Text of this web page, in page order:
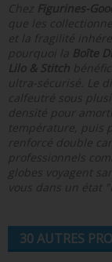
Chez Figurines-
que les
et la fragilité
pourquoi la Boîte
Lilo & Stitch
ultra-sécurisé. Le
calfeutré sous
densité pour
température, puis
renforcé double
professionnels
globes voyagent
vous dans un état
30 AUTRES